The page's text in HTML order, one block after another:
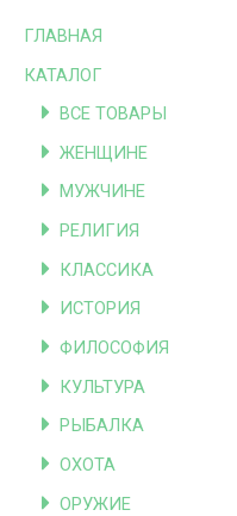
ГЛАВНАЯ
КАТАЛОГ
ВСЕ ТОВАРЫ
ЖЕНЩИНЕ
МУЖЧИНЕ
РЕЛИГИЯ
КЛАССИКА
ИСТОРИЯ
ФИЛОСОФИЯ
КУЛЬТУРА
РЫБАЛКА
ОХОТА
ОРУЖИЕ